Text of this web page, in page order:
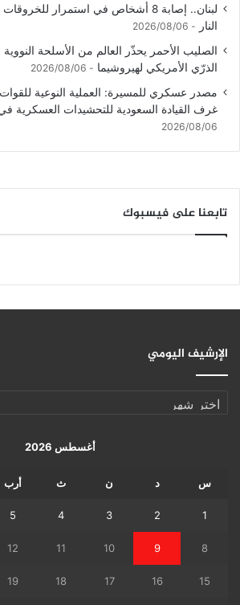
لبنان.. إصابة 8 أشخاص في استمرار
النار
2026/08/06
الصليب الأحمر يحذّر العالم من الأسلحة
الذرّي الأمريكي لهيروشيما
2026/08/06
مصدر عسكري للمسيرة: العملية النوعية
غرف القيادة السعودية للتحشيدات العسكرية في
2026/08/06
تابعنا على فيسبوك
الإرشيف اليومي
الإرشيف
أغسطس 2026
س د ن ث أرب
1
2
3
4
5
8
9
10
11
12
15
16
17
18
19